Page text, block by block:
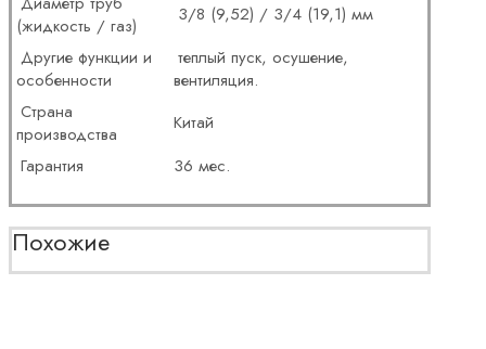
(жидкость / газ)
3/8 (9,52) / 3/4 (19,1) мм
Другие функции и
особенности
теплый пуск, осушение,
вентиляция.
Страна
производства
Китай
Гарантия
36 мес.
Похожие